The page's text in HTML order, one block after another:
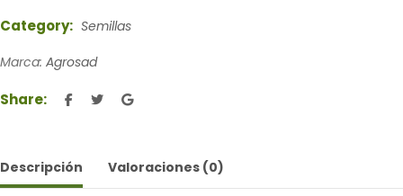
Category: Semillas
Marca: Agrosad
Share:
Descripción Valoraciones (0)